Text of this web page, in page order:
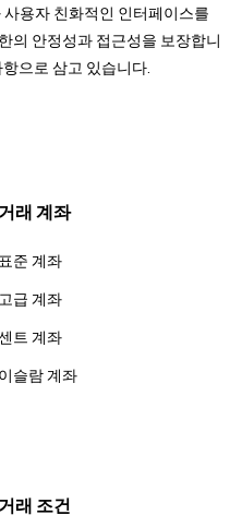
용자 친화적인 인터페이스를
의 안정성과 접근성을 보장합니
으로 삼고 있습니다.
거래 계좌
표준 계좌
고급 계좌
트 계좌
이슬람 계좌
거래 조건